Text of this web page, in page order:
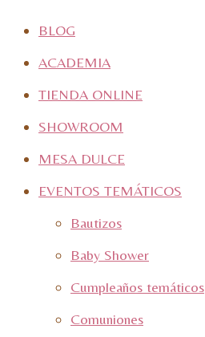
BLOG
ACADEMIA
TIENDA ONLINE
SHOWROOM
MESA DULCE
EVENTOS TEMÁTICOS
Bautizos
Baby Shower
Cumpleaños temáticos
Comuniones